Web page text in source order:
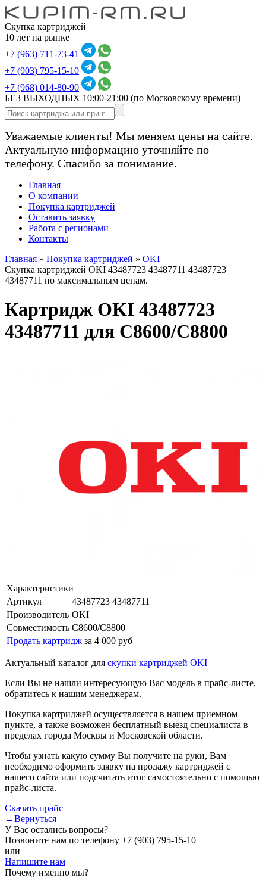
Скупка картриджей
10 лет на рынке
+7 (963) 711-73-41
+7 (903) 795-15-10
+7 (968) 014-80-90
БЕЗ ВЫХОДНЫХ 10:00-21:00 (по Московскому времени)
Уважаемые клиенты! Мы меняем цены на сайте.
Актуальную информацию уточняйте по
телефону. Спасибо за понимание.
Главная
О компании
Покупка картриджей
Оставить заявку
Работа с регионами
Контакты
Главная » Покупка картриджей » OKI
Скупка картриджей OKI 43487723 43487711 43487723
43487711 по максимальным ценам.
Картридж OKI 43487723
43487711 для C8600/C8800
Характеристики
Артикул
43487723 43487711
Производитель OKI
Совместимость C8600/C8800
Продать картридж за 4 000 руб
Актуальный каталог для скупки картриджей OKI
Если Вы не нашли интересующую Вас модель в прайс-листе,
обратитесь к нашим менеджерам.
Покупка картриджей осуществляется в нашем приемном
пункте, а также возможен бесплатный выезд специалиста в
пределах города Москвы и Московской области.
Чтобы узнать какую сумму Вы получите на руки, Вам
необходимо оформить заявку на продажу картриджей с
нашего сайта или подсчитать итог самостоятельно с помощью
прайс-листа.
Скачать прайс
←Вернуться
У Вас остались вопросы?
Позвоните нам по телефону +7 (903) 795-15-10
или
Напишите нам
Почему именно мы?